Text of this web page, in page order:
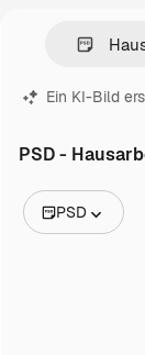
Ein KI-Bild
PSD -
PSD